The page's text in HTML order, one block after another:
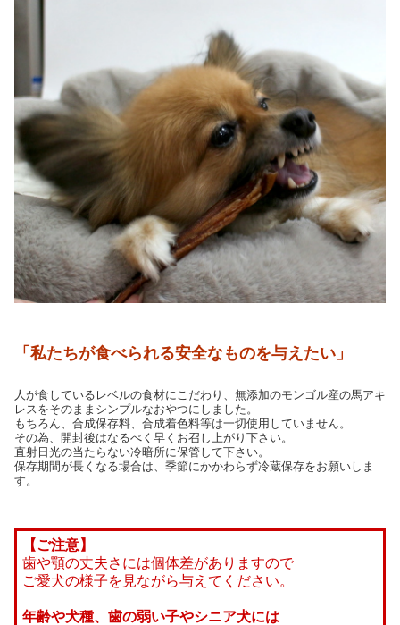
「私たちが食べられる安全なものを与えたい」
人が食しているレベルの食材にこだわり、無添加のモンゴル産の馬アキ
レスをそのままシンプルなおやつにしました。
もちろん、合成保存料、合成着色料等は一切使用していません。
その為、開封後はなるべく早くお召し上がり下さい。
直射日光の当たらない冷暗所に保管して下さい。
保存期間が長くなる場合は、季節にかかわらず冷蔵保存をお願いしま
す。
【ご注意】
歯や顎の丈夫さには個体差がありますので
ご愛犬の様子を見ながら与えてください。
年齢や犬種、歯の弱い子やシニア犬には